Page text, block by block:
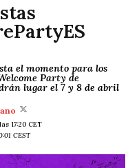
el momento para los
Party de
lugar el 7 y 8 de abril
17:20 CET
CEST